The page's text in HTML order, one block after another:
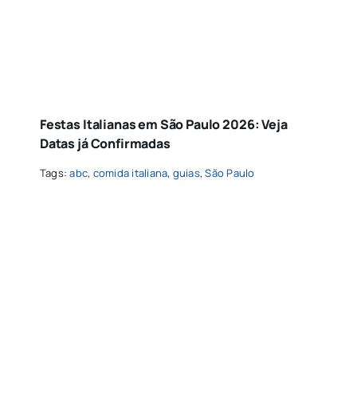
Festas Italianas em São Paulo 2026: Veja
Datas já Confirmadas
Tags:abc, comida italiana, guias,São Paulo